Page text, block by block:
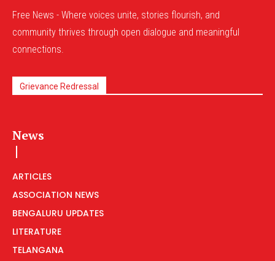
Free News - Where voices unite, stories flourish, and
community thrives through open dialogue and meaningful
connections.
Grievance Redressal
News
ARTICLES
ASSOCIATION NEWS
BENGALURU UPDATES
LITERATURE
TELANGANA